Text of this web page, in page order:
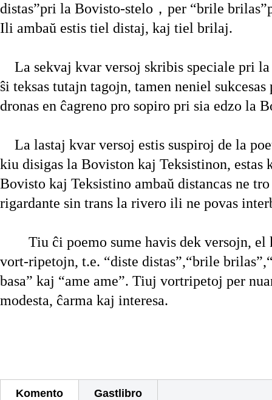
distas”pri la Bovisto-stelo，per “brile
Ili ambaŭ estis tiel distaj, kaj tiel brilaj.
La sekvaj kvar versoj skribis speciale pri
ŝi teksas tutajn tagojn, tamen neniel
dronas en ĉagreno pro sopiro pri sia edzo la
La lastaj kvar versoj estis suspiroj de la
kiu disigas la Boviston kaj Teksistinon, estas
Bovisto kaj Teksistino ambaŭ distancas ne
rigardante sin trans la rivero ili ne povas
Tiu ĉi poemo sume havis dek versojn, el
vort-ripetojn, t.e. “diste distas”,“brile
basa” kaj “ame ame”. Tiuj vortripetoj per
modesta, ĉarma kaj interesa.
Komento Gastlibro